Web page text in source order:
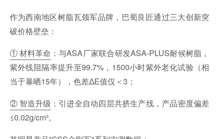
作为西南地区树脂瓦领军品牌，巴蜀良匠通过三大创新突
破价格壁垒：
① 材料革命 ：与ASA厂家联合研发ASA-PLUS耐候树脂，
紫外线阻隔率提升至99.7%， 1500小时紫外老化试验（相
当于暴晒15年），色差ΔE值仅＜3 ；
② 智造升级 ：引进全自动四层共挤生产线，产品密度偏差
≤0.02g/cm³。